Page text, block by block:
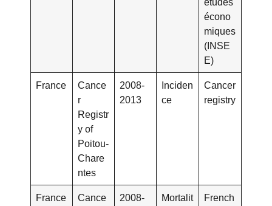
écono
miques
(INSE
E)
France
Cance
r
Registr
y of
Poitou-
Chare
ntes
2008-
2013
Inciden
ce
Cancer
registry
France
Cance
2008-
Mortalit
French